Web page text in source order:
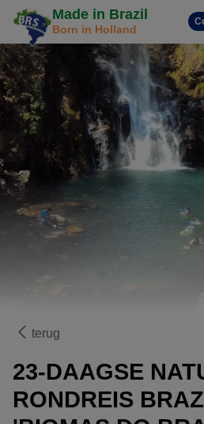
Made in Brazil
Born in Holland
terug
23-DAAGSE
RONDREIS